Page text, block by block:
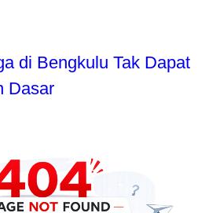
di Bengkulu Tak Dapat
Dasar